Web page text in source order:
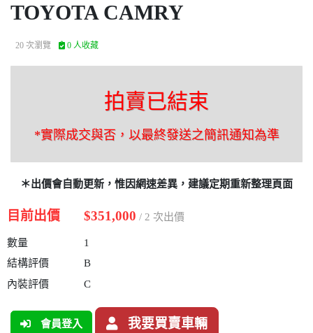
TOYOTA CAMRY
20 次瀏覽 0 人收藏
拍賣已結束
*實際成交與否，以最終發送之簡訊通知為準
＊出價會自動更新，惟因網速差異，建議定期重新整理頁面
目前出價 $351,000 / 2 次出價
數量
1
結構評價
B
內裝評價
C
會員登入 我要買賣車輛